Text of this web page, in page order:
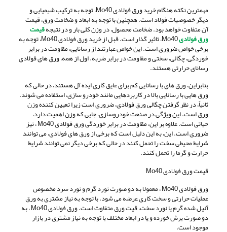
مهمترین نکته هنگام خرید ورق فولادی Mo40، توجه به ترکیب شیمیایی و
دیگر خصوصیات فولاد است. همچنین با توجه به ابعاد و ضخامت ورق، قیمت
آن متفاوت خواهد بود. ضخامت محصول، در وزن کلی بار و در نتیجهقیمت
ورق فولادی Mo40، تاثیر گذار است. قبل از خرید ورق فولادی Mo40، توجه به
برخی خواص ضروری است. این خواص عبارتند از رسانایی، مقاومت در برابر
خوردگی، چگالی، سختی و مقاومت در برابر ضربه. اول از همه، ورق های فولادی
رسانای حرارتی هستند.
بنابراین، ورق های با رسانایی کم برای عایق کاری ایده آل هستند، در حالی که
ورق هایی با رسانایی بالا در کاربردهایی مانند خودرو سازی، استفاده می شوند.
ثانیاً، در نظر گرفتن چگالی ورق فولادی، ضروری است زیرا تعیین کننده وزن
ورق است. این ویژگی در صنعت خودروسازی، جایی که وزن اهمیت دارد،
حیاتی است. علاوه بر این، مقاومت در برابر خوردگی ورق فولادی Mo40 ، نیز
ضروری است. این، به این دلیل است که برخی از ورق های فولادی، می توانند
شرایط محیطی سخت را تحمل کنند در حالی که برخی دیگر نمی توانند شرایط
حرارت و گرما را تحمل کنند.
قیمت ورق فولادی Mo40
ورق فولادی Mo40 ، معمولا به دو صورت نورد گرم و نورد سرد مخصوص
عملیات حرارتی و سخت کاری عرضه می شود. با توجه به نیاز مشتری به ورق
آنیل شده گرم یا نورد سخت، قیت ورق متفاوت است. ورق فولادی Mo40 ، به
دو صورت برش خورده و یا در ابعاد مختلف با توجه به نیاز مشتری در بازار
موجود است.